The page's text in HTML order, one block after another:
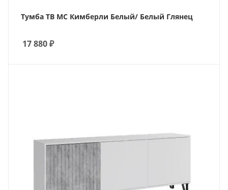
Тумба ТВ МС Кимберли Белый/ Белый Глянец
17 880₽